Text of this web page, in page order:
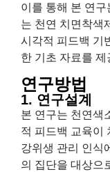
이를 통해 본 연
는 천연 치면착색
시각적 피드백 기
한 기초 자료를
연구방법
1. 연구설계
본 연구는 천연색
적 피드백 교육이
강위생 관리 인식
의 집단을 대상으